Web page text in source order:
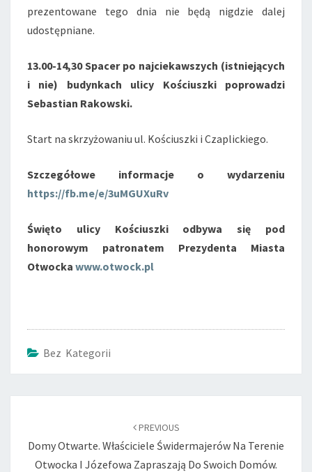
prezentowane tego dnia nie będą nigdzie dalej
udostępniane.
13.00-14,30 Spacer po najciekawszych (istniejących
i nie) budynkach ulicy Kościuszki poprowadzi
Sebastian Rakowski.
Start na skrzyżowaniu ul. Kościuszki i Czaplickiego.
Szczegółowe informacje o wydarzeniu
https://fb.me/e/3uMGUXuRv
Święto ulicy Kościuszki odbywa się pod
honorowym patronatem Prezydenta Miasta
Otwocka www.otwock.pl
Bez Kategorii
PREVIOUS
Domy Otwarte. Właściciele Świdermajerów Na Terenie
Otwocka I Józefowa Zapraszają Do Swoich Domów.